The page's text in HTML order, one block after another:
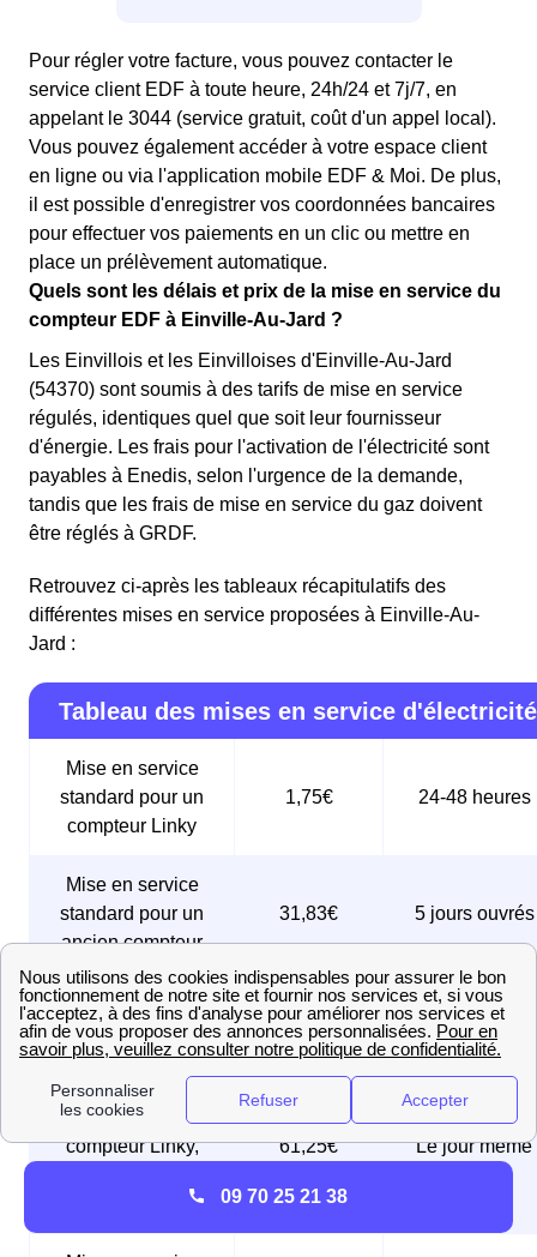
Pour régler votre facture, vous pouvez contacter le
service client EDF à toute heure, 24h/24 et 7j/7, en
appelant le 3044 (service gratuit, coût d'un appel local).
Vous pouvez également accéder à votre espace client
en ligne ou via l'application mobile EDF & Moi. De plus,
il est possible d'enregistrer vos coordonnées bancaires
pour effectuer vos paiements en un clic ou mettre en
place un prélèvement automatique.
Quels sont les délais et prix de la mise en service du
compteur EDF à Einville-Au-Jard ?
Les Einvillois et les Einvilloises d'Einville-Au-Jard
(54370) sont soumis à des tarifs de mise en service
régulés, identiques quel que soit leur fournisseur
d'énergie. Les frais pour l'activation de l'électricité sont
payables à Enedis, selon l'urgence de la demande,
tandis que les frais de mise en service du gaz doivent
être réglés à GRDF.
Retrouvez ci-après les tableaux récapitulatifs des
différentes mises en service proposées à Einville-Au-
Jard :
Tableau des mises en service d'électricité
Mise en service
standard pour un
compteur Linky
1,75€ 24-48 heures
Mise en service
standard pour un
ancien compteur
31,83€ 5 jours ouvrés
Mise en service
express
74,83€
sous 24 à 48
heures
Mise en service
urgente pour un
compteur Linky,
61,25€ Le jour même
09 70 25 21 38